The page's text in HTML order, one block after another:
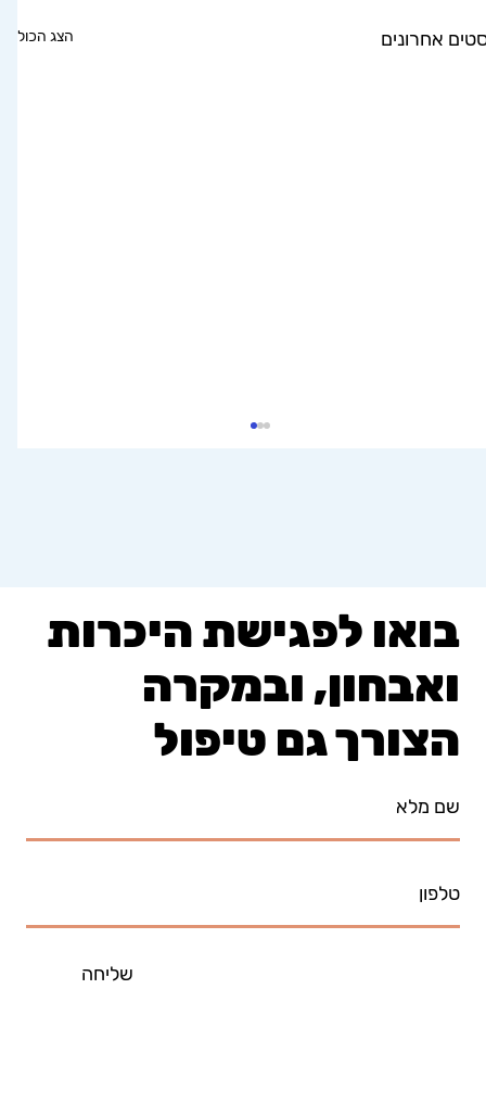
אחרונים הצג הכול
איך לקדם תקשורת ושפה בזמן משחק? צפו
בטיפים שלנו
בואו לפגישת היכרות
ואבחון, ובמקרה
הצורך גם טיפול
שליחה